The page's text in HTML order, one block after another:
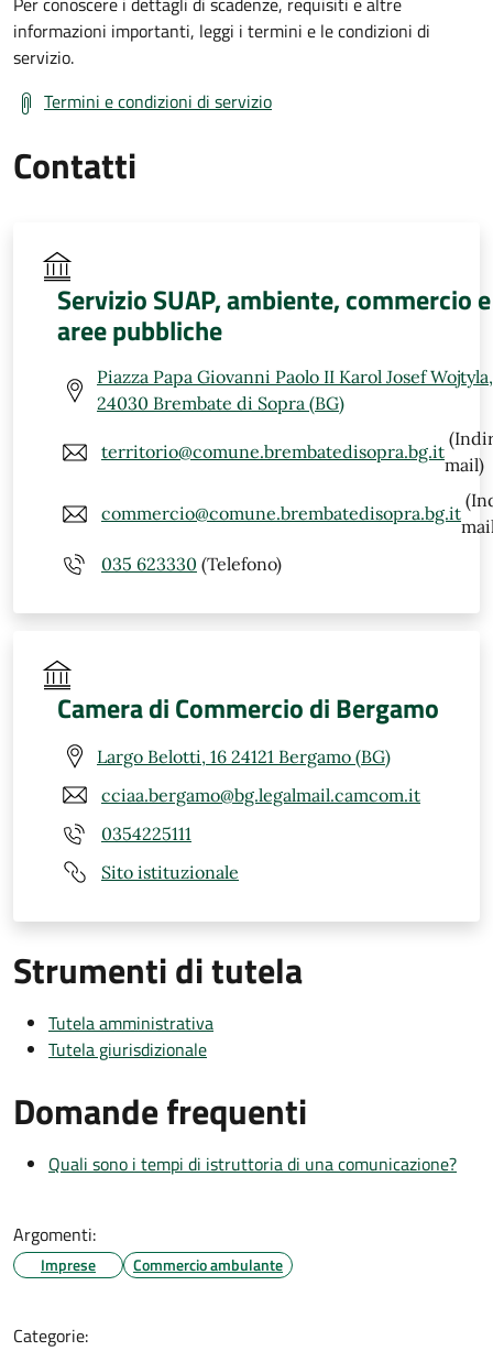
informazioni importanti, leggi i termini e le condizioni di
servizio.
Termini e condizioni di servizio
Contatti
Servizio SUAP, ambiente, commercio e
aree pubbliche
Piazza Papa Giovanni Paolo II Karol Josef
24030 Brembate di Sopra (BG)
territorio@comune.brembatedisopra.bg.it
mail)
commercio@comune.brembatedisopra.bg.it
035 623330 (Telefono)
Camera di Commercio di Bergamo
Largo Belotti, 16 24121 Bergamo (BG)
cciaa.bergamo@bg.legalmail.camcom.it
0354225111
Sito istituzionale
Strumenti di tutela
Tutela amministrativa
Tutela giurisdizionale
Domande frequenti
Quali sono i tempi di istruttoria di una comunicazione?
Argomenti:
Imprese Commercio ambulante
Categorie: